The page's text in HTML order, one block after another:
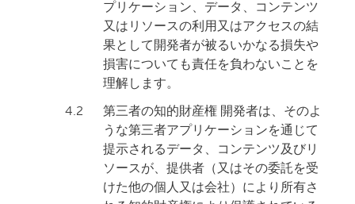
プリケーション、データ、コンテンツ
又はリソースの利用又はアクセスの結
果として開発者が被るいかなる損失や
損害についても責任を負わないことを
理解します。
4.2
第三者の知的財産権 開発者は、そのよ
うな第三者アプリケーションを通じて
提示されるデータ、コンテンツ及びリ
ソースが、提供者（又はその委託を受
けた他の個人又は会社）により所有さ